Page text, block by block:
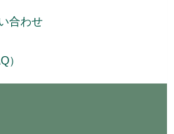
合わせ
）